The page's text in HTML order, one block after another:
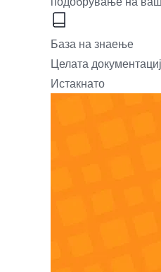
База на знаење
Целата
Истакнато